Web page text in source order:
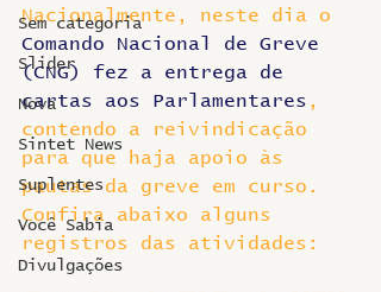
Sem categoria
Slider
Nova
Sintet News
Suplentes
Você Sabia
Divulgações
Nacionalmente, neste dia o
Comando Nacional de Greve
(CNG) fez a entrega de
cartas aos Parlamentares ,
contendo a reivindicação
para que haja apoio às
pautas da greve em curso.
Confira abaixo alguns
registros das atividades: